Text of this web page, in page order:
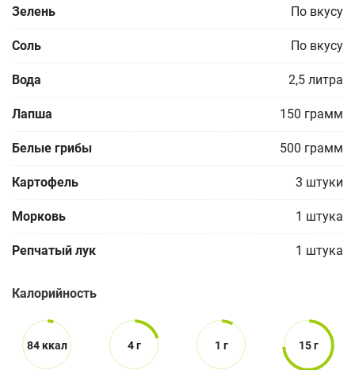
Зелень По вкусу
Соль По вкусу
Вода 2,5 литра
Лапша 150 грамм
Белые грибы 500 грамм
Картофель 3 штуки
Морковь 1 штука
Репчатый лук 1 штука
Калорийность
84 ккал 4 г 1 г 15 г